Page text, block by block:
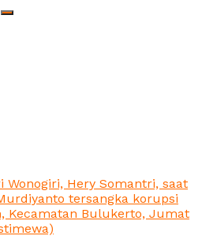
Wonogiri, Hery Somantri, saat
tersangka korupsi
Kecamatan Bulukerto, Jumat